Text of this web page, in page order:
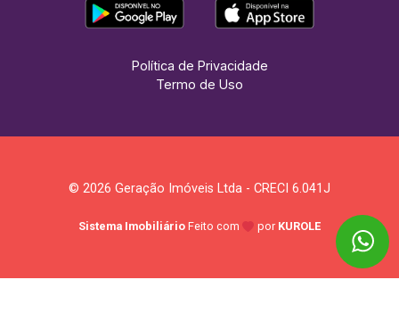
Política de Privacidade
Termo de Uso
© 2026 Geração Imóveis Ltda - CRECI 6.041J
Sistema Imobiliário Feito com por KUROLE